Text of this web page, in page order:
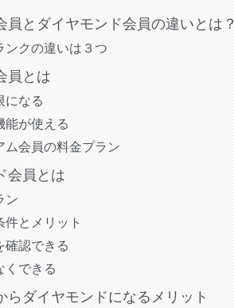
とダイヤモンド会員の違いとは？
ンクの違いは３つ
員とは
になる
能が使える
ム会員の料金プラン
会員とは
ン
とメリット
確認できる
くできる
ダイヤモンドになるメリット